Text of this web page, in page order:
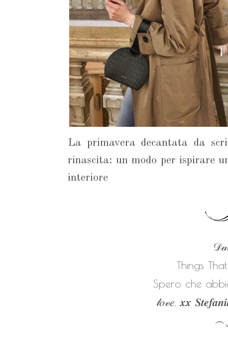
La primavera decantata da
rinascita: un modo per ispirare
interiore
Things
Spero che
𝓁𝑜𝓋𝑒, 𝒙𝒙